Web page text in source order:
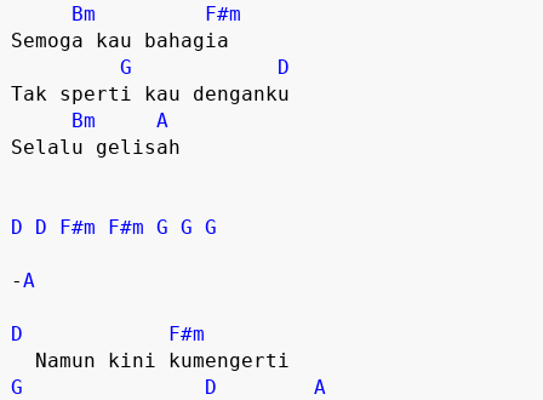
Bm
F#m
Semoga kau bahagia
G
D
Tak sperti kau denganku
Bm
A
Selalu gelisah
D D F#m F#m G G G
-A
D
F#m
G
D
A